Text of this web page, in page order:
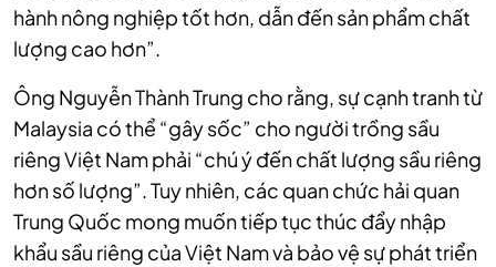
hành nông nghiệp tốt hơn, dẫn đến sản phẩm chất
lượng cao hơn”.
Ông Nguyễn Thành Trung cho rằng, sự cạnh tranh từ
Malaysia có thể “gây sốc” cho người trồng sầu
riêng Việt Nam phải “chú ý đến chất lượng sầu riêng
hơn số lượng”. Tuy nhiên, các quan chức hải quan
Trung Quốc mong muốn tiếp tục thúc đẩy nhập
khẩu sầu riêng của Việt Nam và bảo vệ sự phát triển